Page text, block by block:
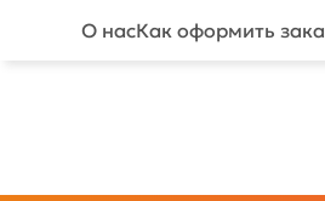
О насКак оформить